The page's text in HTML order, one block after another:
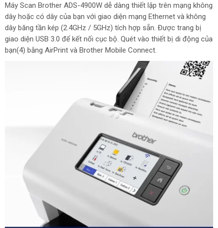
Máy Scan Brother ADS-4900W dễ dàng thiết lập trên mạng không
dây hoặc có dây của bạn với giao diện mạng Ethernet và không
dây băng tần kép (2.4GHz / 5GHz) tích hợp sẵn. Được trang bị
giao diện USB 3.0 để kết nối cục bộ. Quét vào thiết bị di động của
bạn(4) bằng AirPrint và Brother Mobile Connect.